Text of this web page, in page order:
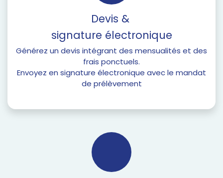
Devis &
signature électronique
Générez un devis intégrant des mensualités et des
frais ponctuels.
Envoyez en signature électronique avec le mandat
de prélèvement